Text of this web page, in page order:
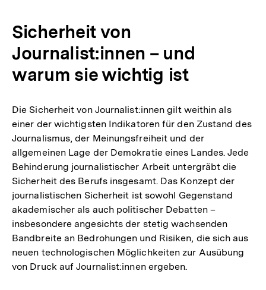
Sicherheit von
Journalist:innen – und
warum sie wichtig ist
Die Sicherheit von Journalist:innen gilt weithin als
einer der wichtigsten Indikatoren für den Zustand des
Journalismus, der Meinungsfreiheit und der
allgemeinen Lage der Demokratie eines Landes. Jede
Behinderung journalistischer Arbeit untergräbt die
Sicherheit des Berufs insgesamt. Das Konzept der
journalistischen Sicherheit ist sowohl Gegenstand
akademischer als auch politischer Debatten –
insbesondere angesichts der stetig wachsenden
Bandbreite an Bedrohungen und Risiken, die sich aus
neuen technologischen Möglichkeiten zur Ausübung
von Druck auf Journalist:innen ergeben.